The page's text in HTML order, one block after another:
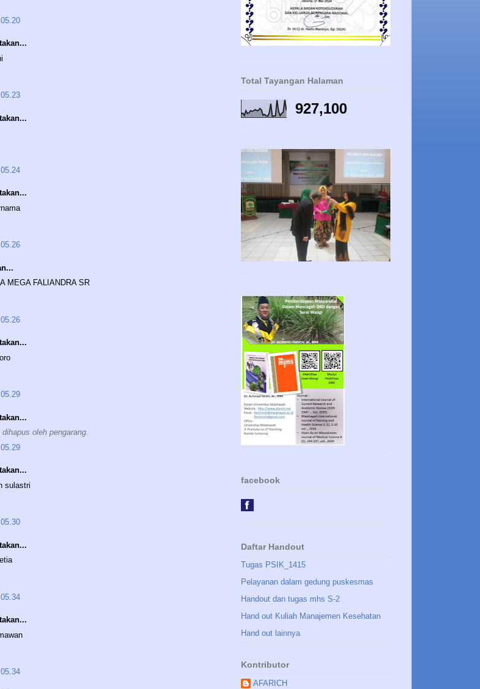
MEGA FALIANDRA SR
oleh pengarang.
sulastri
Total Tayangan Halaman
927,100
facebook
Daftar Handout
Tugas PSIK_1415
Pelayanan dalam gedung puskesmas
Handout dan tugas mhs S-2
Hand out Kuliah Manajemen Kesehatan
Hand out lainnya
Kontributor
AFARICH